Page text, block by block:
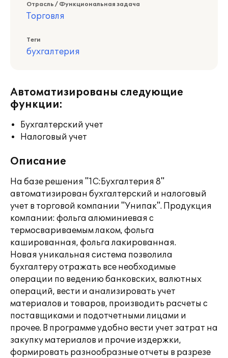
Отрасль / Функциональная задача
Торговля
Теги
бухгалтерия
Автоматизированы следующие
функции:
Бухгалтерский учет
Налоговый учет
Описание
На базе решения "1С:Бухгалтерия 8"
автоматизирован бухгалтерский и налоговый
учет в торговой компании "Унипак". Продукция
компании: фольга алюминиевая с
термосвариваемым лаком, фольга
кашированная, фольга лакированная.
Новая уникальная система позволила
бухгалтеру отражать все необходимые
операции по ведению банковских, валютных
операций, вести и анализировать учет
материалов и товаров, производить расчеты с
поставщиками и подотчетными лицами и
прочее. В программе удобно вести учет затрат на
закупку материалов и прочие издержки,
формировать разнообразные отчеты в разрезе